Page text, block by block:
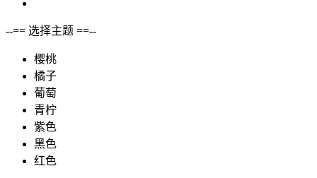
--== 选择主题 ==--
樱桃
橘子
葡萄
青柠
紫色
黑色
红色